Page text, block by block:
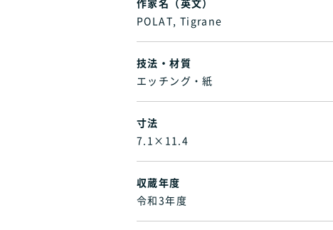
作家名（英文）
POLAT, Tigrane
技法・材質
エッチング・紙
寸法
7.1×11.4
収蔵年度
令和3年度